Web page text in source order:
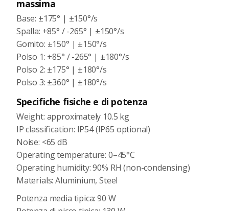
massima
Base: ±175° | ±150°/s
Spalla: +85° / -265° | ±150°/s
Gomito: ±150° | ±150°/s
Polso 1: +85° / -265° | ±180°/s
Polso 2: ±175° | ±180°/s
Polso 3: ±360° | ±180°/s
Specifiche fisiche e di potenza
Weight: approximately 10.5 kg
IP classification: IP54 (IP65 optional)
Noise: <65 dB
Operating temperature: 0–45°C
Operating humidity: 90% RH (non-condensing)
Materials: Aluminium, Steel
Potenza media tipica: 90 W